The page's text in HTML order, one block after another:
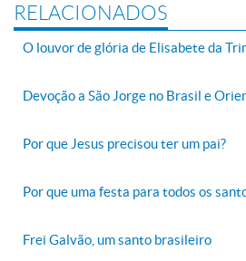
RELACIONADOS
O louvor de glória de Elisabete da
Devoção a São Jorge no Brasil e
Por que Jesus precisou ter um pai?
Por que uma festa para todos os
Frei Galvão, um santo brasileiro